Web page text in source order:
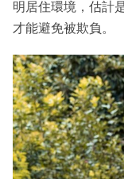
明居住環境，估計
才能避免被欺負。